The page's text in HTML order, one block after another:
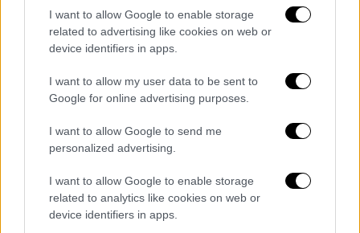
I want to allow Google to enable storage
related to advertising like cookies on web or
device identifiers in apps.
I want to allow my user data to be sent to
Google for online advertising purposes.
I want to allow Google to send me
personalized advertising.
I want to allow Google to enable storage
related to analytics like cookies on web or
device identifiers in apps.
Πανσερραϊκού